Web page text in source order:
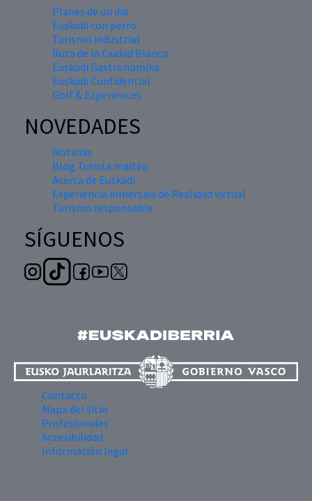
Planes de un día
Euskadi con perro
Turismo industrial
Ruta de la Ciudad Blanca
Euskadi Gastronomika
Euskadi Confidential
Golf & Experiences
NOVEDADES
Noticias
Blog Turista maitea
Acerca de Euskadi
Experiencia inmersiva de Realidad virtual
Turismo responsable
SÍGUENOS
Contacto
Mapa del sitio
Profesionales
Accesibilidad
Información legal